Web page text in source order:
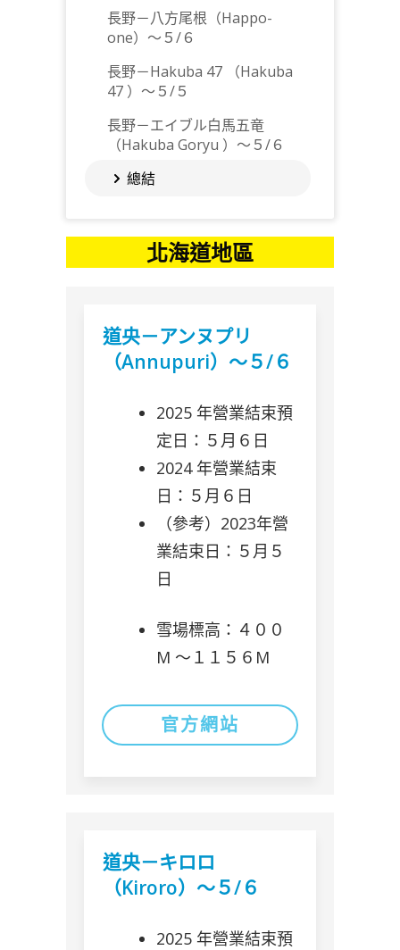
長野－八方尾根（Happo-
one）～５/６
長野－Hakuba 47 （Hakuba
47 ）～５/５
長野－エイブル白馬五竜
（Hakuba Goryu ）～５/６
總結
北海道地區
道央－アンヌプリ
（Annupuri）～５/６
2025 年營業結束預
定日：５月６日
2024 年營業結束
日：５月６日
（參考）2023年營
業結束日：５月５
日
雪場標高：４００
M 〜１１５６M
官方網站
道央－キロロ
（Kiroro）～５/６
2025 年營業結束預